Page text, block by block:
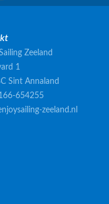
Zeeland
1
Sint Annaland
654255
zeeland.nl